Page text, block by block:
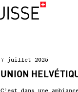
7 juillet 2025
UNION
C’est dans une